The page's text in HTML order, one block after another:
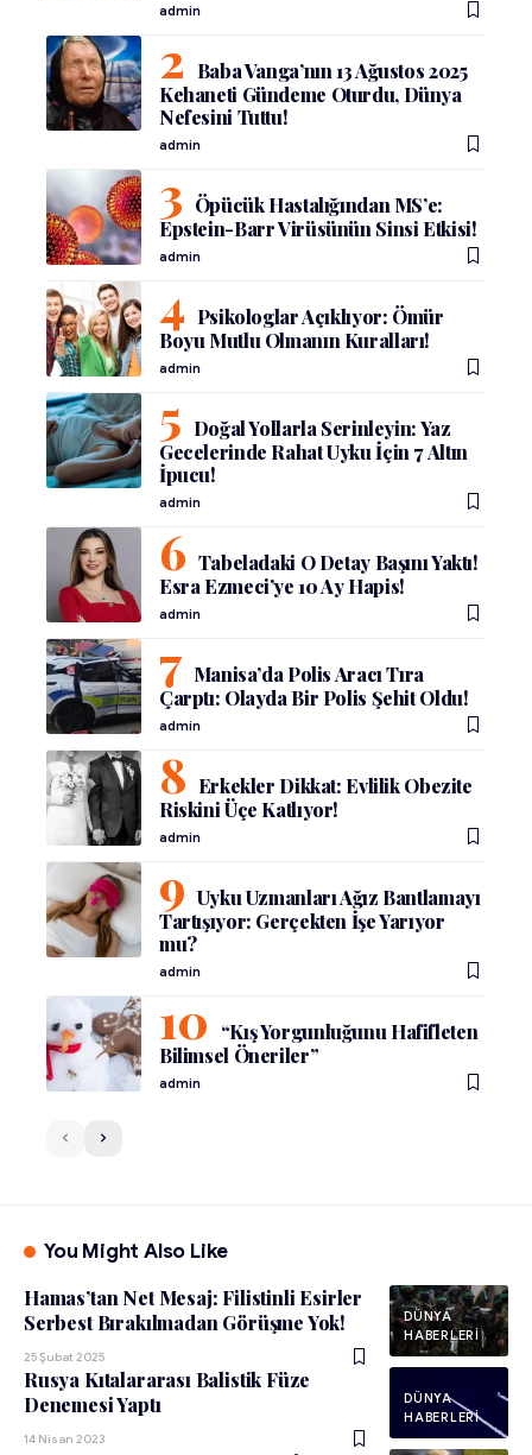
admin
Baba Vanga’nın 13 Ağustos 2025
Kehaneti Gündeme Oturdu, Dünya
Nefesini Tuttu!
admin
Öpücük Hastalığından MS’e:
Epstein-Barr Virüsünün Sinsi Etkisi!
admin
Psikologlar Açıklıyor: Ömür
Boyu Mutlu Olmanın Kuralları!
admin
Doğal Yollarla Serinleyin: Yaz
Gecelerinde Rahat Uyku İçin 7 Altın
İpucu!
admin
Tabeladaki O Detay Başını Yaktı!
Esra Ezmeci’ye 10 Ay Hapis!
admin
Manisa’da Polis Aracı Tıra
Çarptı: Olayda Bir Polis Şehit Oldu!
admin
Erkekler Dikkat: Evlilik Obezite
Riskini Üçe Katlıyor!
admin
Uyku Uzmanları Ağız Bantlamayı
Tartışıyor: Gerçekten İşe Yarıyor
mu?
admin
“Kış Yorgunluğunu Hafifleten
Bilimsel Öneriler”
admin
You Might Also Like
DÜNYA
HABERLERI
Hamas’tan Net Mesaj: Filistinli Esirler
Serbest Bırakılmadan Görüşme Yok!
25 Şubat 2025
DÜNYA
HABERLERI
Rusya Kıtalararası Balistik Füze
Denemesi Yaptı
14 Nisan 2023